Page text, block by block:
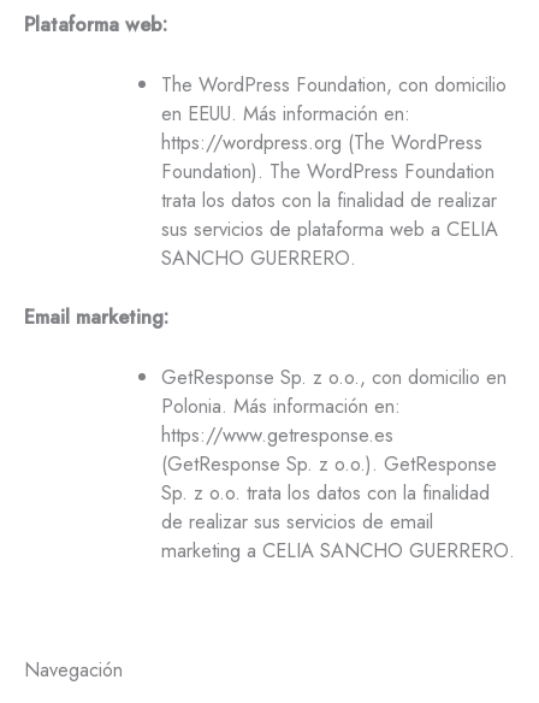
Plataforma web:
The WordPress Foundation, con domicilio
en EEUU. Más información en:
https://wordpress.org (The WordPress
Foundation). The WordPress Foundation
trata los datos con la finalidad de realizar
sus servicios de plataforma web a CELIA
SANCHO GUERRERO.
Email marketing:
GetResponse Sp. z o.o., con domicilio en
Polonia. Más información en:
https://www.getresponse.es
(GetResponse Sp. z o.o.). GetResponse
Sp. z o.o. trata los datos con la finalidad
de realizar sus servicios de email
marketing a CELIA SANCHO GUERRERO.
Navegación